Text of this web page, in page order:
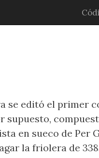
se editó el primer
supuesto,
en sueco de Per
la friolera de